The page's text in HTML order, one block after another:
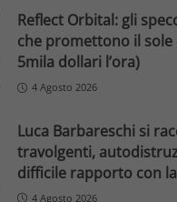
Reflect Orbital: gli
che promettono il
5mila dollari l’ora)
4 Agosto 2026
Luca Barbareschi si
travolgenti,
difficile rapporto con
4 Agosto 2026